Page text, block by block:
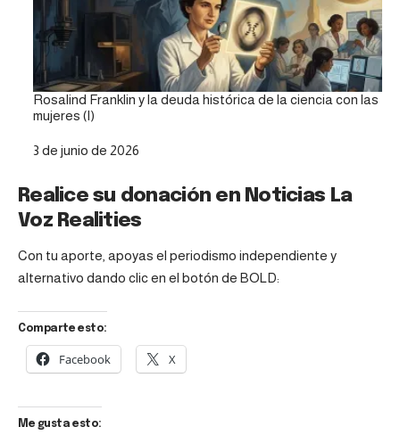
Rosalind Franklin y la deuda histórica de la ciencia con las
mujeres (I)
Fecha
3 de junio de 2026
Realice su donación en Noticias La
Voz Realities
Con tu aporte, apoyas el periodismo independiente y
alternativo dando clic en el botón de BOLD:
Comparte esto:
Facebook X
Me gusta esto: